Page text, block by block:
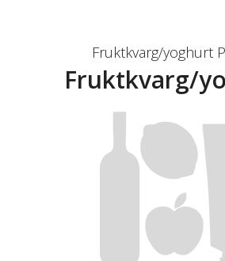
Fruktkvarg/yoghurt
Fruktkvarg/